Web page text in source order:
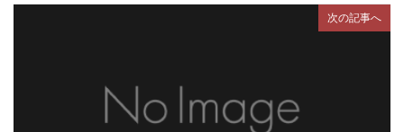
次の記事へ